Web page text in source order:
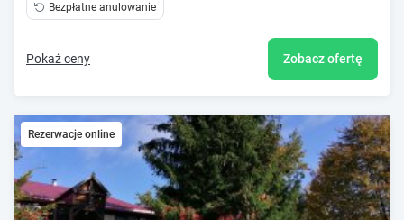
Bezpłatne anulowanie
Pokaż ceny Zobacz ofertę
Rezerwacje online